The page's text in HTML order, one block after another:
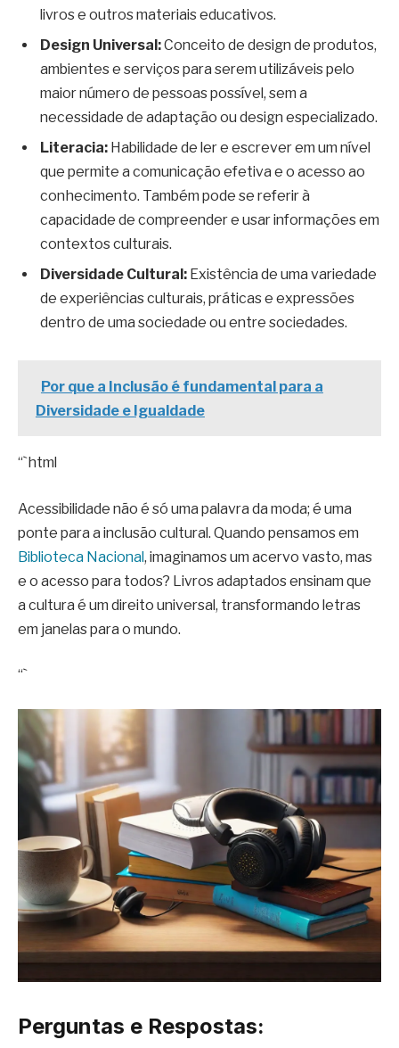
livros e outros materiais educativos.
Design Universal:Conceito de design de produtos,
ambientes e serviços para serem utilizáveis pelo
maior número de pessoas possível, sem a
necessidade de adaptação ou design especializado.
Literacia: Habilidade de ler e escrever em um nível
que permite a comunicação efetiva e o acesso ao
conhecimento. Também pode se referir à
capacidade de compreender e usar informações em
contextos culturais.
Diversidade Cultural: Existência de uma variedade
de experiências culturais, práticas e expressões
dentro de uma sociedade ou entre sociedades.
Por que a Inclusão é fundamental para a
Diversidade e Igualdade
“`html
Acessibilidade não é só uma palavra da moda; é uma
ponte para a inclusão cultural. Quando pensamos em
Biblioteca Nacional, imaginamos um acervo vasto, mas
e o acesso para todos? Livros adaptados ensinam que
a cultura é um direito universal, transformando letras
em janelas para o mundo.
“`
Perguntas e Respostas: